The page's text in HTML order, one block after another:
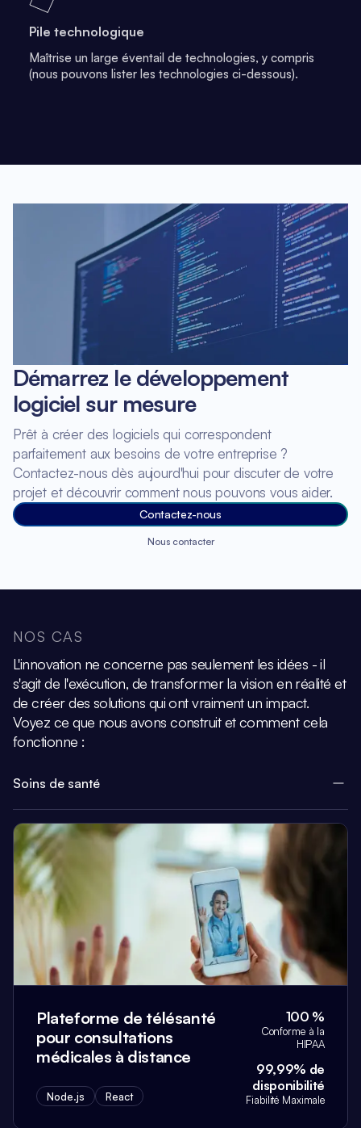
Pile technologique
Maîtrise un large éventail de technologies, y compris
(nous pouvons lister les technologies ci-dessous).
Démarrez le développement
logiciel sur mesure
Prêt à créer des logiciels qui correspondent
parfaitement aux besoins de votre entreprise ?
Contactez-nous dès aujourd'hui pour discuter de votre
projet et découvrir comment nous pouvons vous aider.
Contactez-nous
Nous contacter
NOS CAS
L'innovation ne concerne pas seulement les idées - il
s'agit de l'exécution, de transformer la visionen réalité et
de créer des solutions qui ont vraiment un impact.
Voyez ce que nous avons construit et comment cela
fonctionne :
Soins de santé
Plateforme de télésanté
pour consultations
médicales à distance
Node.js React
100 %
Conforme à la
HIPAA
99,99% de
disponibilité
Fiabilité Maximale